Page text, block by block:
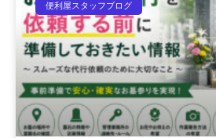
便利屋スタッフブログ